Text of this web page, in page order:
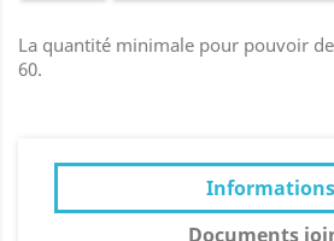
La quantité minimale pour pouvoir
60.
Informations
Documents